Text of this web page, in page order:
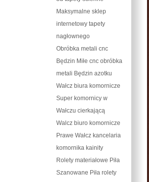
Maksymalne sklep
internetowy tapety
nagłownego
Obróbka metali cnc
Będzin Miłe cnc obróbka
metali Będzin azotku
Wałcz biura komornicze
Super komornicy w
Wałczu cierkającą
Walcz biuro komornicze
Prawe Wałcz kancelaria
komornika kainity
Rolety materiałowe Piła
Szanowane Piła rolety